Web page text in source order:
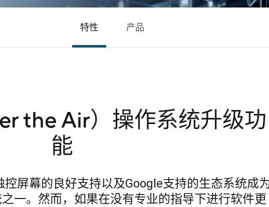
特性 产品
the Air）操作系统升级功
能
屏幕的良好支持以及Google支持的生态系统成
一。然而，如果在没有专业的指导下进行软件更